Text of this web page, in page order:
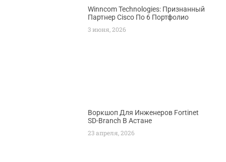
Winncom Technologies: Признанный
Партнер Cisco По 6 Портфолио
3 июня, 2026
Воркшоп Для Инженеров Fortinet
SD-Branch В Астане
23 апреля, 2026